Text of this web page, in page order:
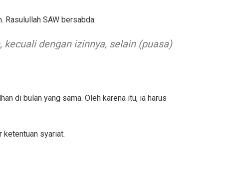
Rasulullah SAW bersabda:
dengan izinnya, selain (puasa)
di bulan yang sama. Oleh karena itu, ia harus
ketentuan syariat.